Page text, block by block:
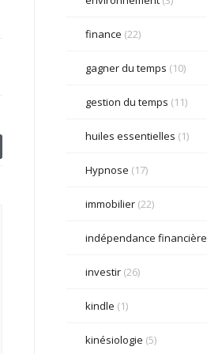
finance (22)
gagner du temps (10)
gestion du temps (11)
huiles essentielles (1)
Hypnose (17)
immobilier(22)
indépendance financière
investir(26)
kindle (1)
kinésiologie (5)